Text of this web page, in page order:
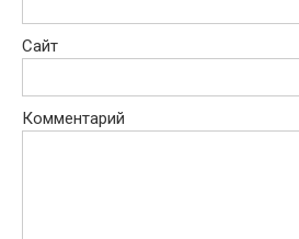
Сайт
Комментарий